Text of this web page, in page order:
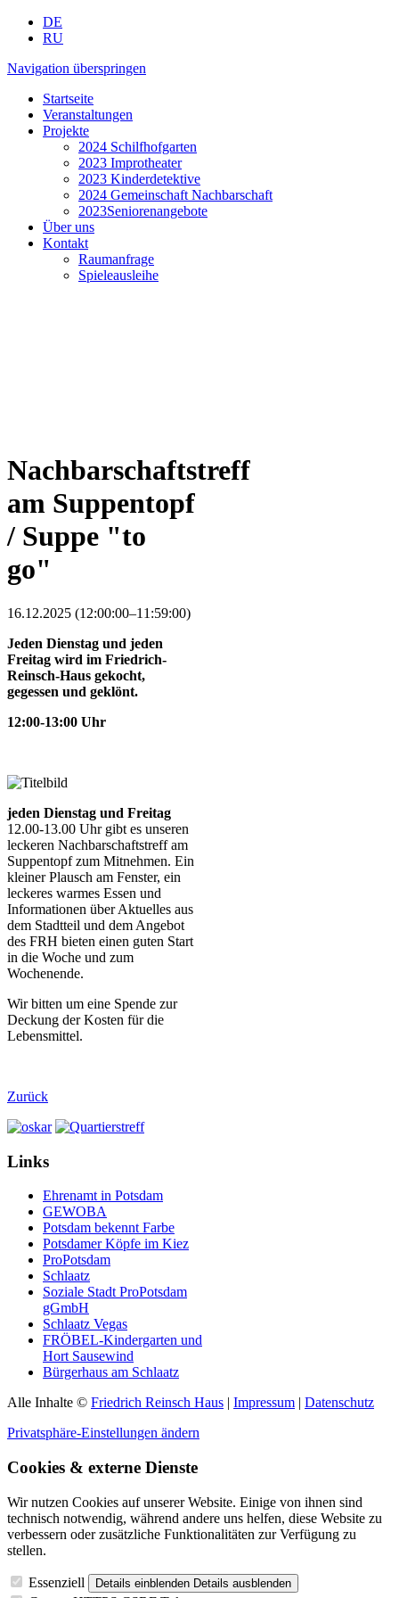
DE
RU
Navigation überspringen
Startseite
Veranstaltungen
Projekte
2024 Schilfhofgarten
2023 Improtheater
2023 Kinderdetektive
2024 Gemeinschaft Nachbarschaft
2023Seniorenangebote
Über uns
Kontakt
Raumanfrage
Spieleausleihe
Nachbarschaftstreff
am Suppentopf
/ Suppe "to
go"
16.12.2025 (12:00:00–11:59:00)
Jeden Dienstag und jeden
Freitag wird im Friedrich-
Reinsch-Haus gekocht,
gegessen und geklönt.
12:00-13:00 Uhr
jeden Dienstag und Freitag
12.00-13.00 Uhr gibt es unseren
leckeren Nachbarschaftstreff am
Suppentopf zum Mitnehmen. Ein
kleiner Plausch am Fenster, ein
leckeres warmes Essen und
Informationen über Aktuelles aus
dem Stadtteil und dem Angebot
des FRH bieten einen guten Start
in die Woche und zum
Wochenende.
Wir bitten um eine Spende zur
Deckung der Kosten für die
Lebensmittel.
Zurück
Links
Ehrenamt in Potsdam
GEWOBA
Potsdam bekennt Farbe
Potsdamer Köpfe im Kiez
ProPotsdam
Schlaatz
Soziale Stadt ProPotsdam
gGmbH
Schlaatz Vegas
FRÖBEL-Kindergarten und
Hort Sausewind
Bürgerhaus am Schlaatz
Alle Inhalte © Friedrich Reinsch Haus | Impressum | Datenschutz
Privatsphäre-Einstellungen ändern
Cookies & externe Dienste
Wir nutzen Cookies auf unserer Website. Einige von ihnen sind
technisch notwendig, während andere uns helfen, diese Website zu
verbessern oder zusätzliche Funktionalitäten zur Verfügung zu
stellen.
Essenziell Details einblenden Details ausblenden